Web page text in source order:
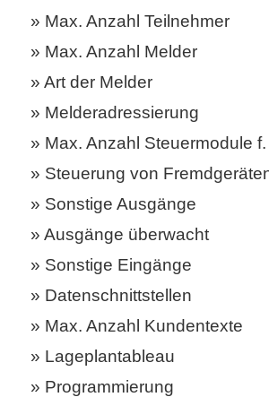
Max. Anzahl Teilnehmer
Max. Anzahl Melder
Art der Melder
Melderadressierung
Max. Anzahl Steuermodule
Steuerung von
Sonstige Ausgänge
Ausgänge überwacht
Sonstige Eingänge
Datenschnittstellen
Max. Anzahl Kundentexte
Lageplantableau
Programmierung